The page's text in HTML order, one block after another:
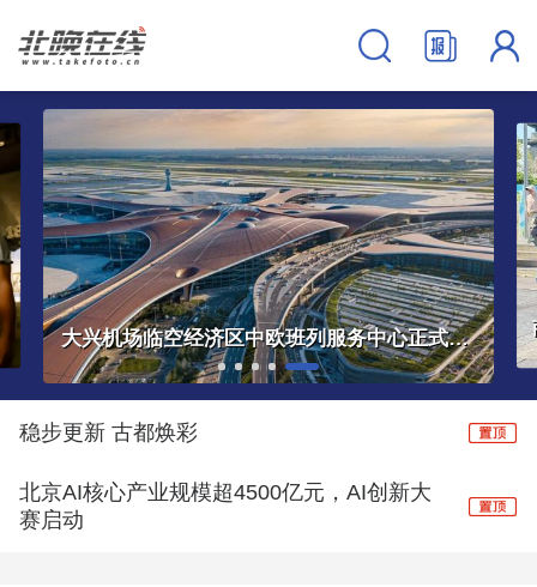
商圈上岗！会调茶饮能卖货的AI店员正在进化
稳步更新 古都焕彩
北京AI核心产业规模超4500亿元，AI创新大
赛启动